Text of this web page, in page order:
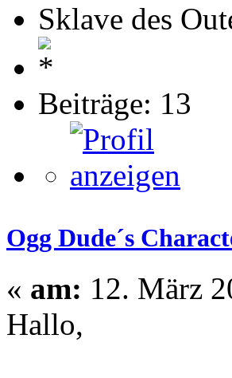
Sklave des
Beiträge: 13
Ogg Dude´s
« am: 12. März
Hallo,